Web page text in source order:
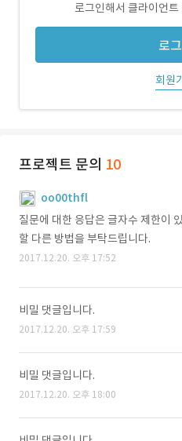
로그인해서 클라이언
로
회원
프로젝트 문의 10
oo00thfl
질문에 대한 응답은 글자수 제한이
할 다른 방법을 부탁드립니다.
2017.12.20. 오후 17:52
비밀 댓글입니다.
2017.12.20. 오후 17:59
비밀 댓글입니다.
2017.12.20. 오후 18:00